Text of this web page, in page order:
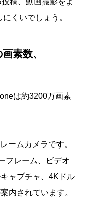
くいでしょう。
素数、
は約3200万画素
ームカメラです。
フレーム、ビデオ
ャプチャ、4Kドル
内されています。